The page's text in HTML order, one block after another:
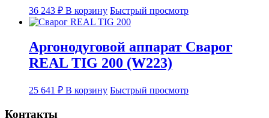
36 243 ₽ В корзину Быстрый просмотр
Аргонодуговой аппарат Сварог
REAL TIG 200 (W223)
25 641 ₽ В корзину Быстрый просмотр
Контакты